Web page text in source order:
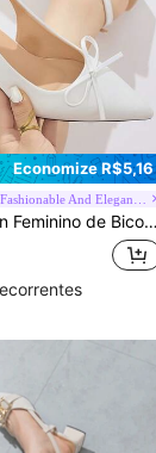
Economize R$5,16
de Laço, Sapato Social de Salto Grosso Confortável para Ocasiões Elegantes Diárias, Festa, Casamento e Eventos Formais, Adequado para Outono/Inverno, Branco, Presente para o Dia das Mães